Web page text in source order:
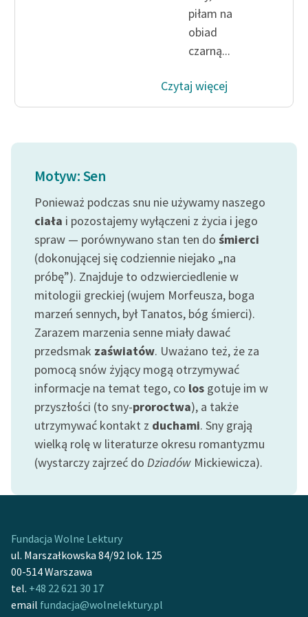
Starego Testamentu
Lektur
O nas
O projekcie
Zespół
Zasady wykorzystania
Wolnych Lektur
Logotypy
Materiały promocyjne
Polityka prywatności
Regulamin biblioteki
Dane fundacji i
Regulamin darowizn
Informacja o treściach
wrażliwych
Deklaracja dostępności
piłam na
obiad
czarną...
Czytaj więcej
Motyw: Sen
Ponieważ podczas snu nie używamy naszego
ciała i pozostajemy wyłączeni z życia i jego
spraw — porównywano stan ten do śmierci
(dokonującej się codziennie niejako „na
próbę”). Znajduje to odzwierciedlenie w
mitologii greckiej (wujem Morfeusza, boga
marzeń sennych, był Tanatos, bóg śmierci).
Zarazem marzenia senne miały dawać
przedsmak zaświatów. Uważano też, że za
pomocą snów żyjący mogą otrzymywać
informacje na temat tego, co los gotuje im w
przyszłości (to sny-proroctwa), a także
utrzymywać kontakt z duchami. Sny grają
wielką rolę w literaturze okresu romantyzmu
(wystarczy zajrzeć do Dziadów Mickiewicza).
Fundacja Wolne Lektury
ul. Marszałkowska 84/92 lok. 125
00-514 Warszawa
tel. +48 22 621 30 17
email fundacja@wolnelektury.pl